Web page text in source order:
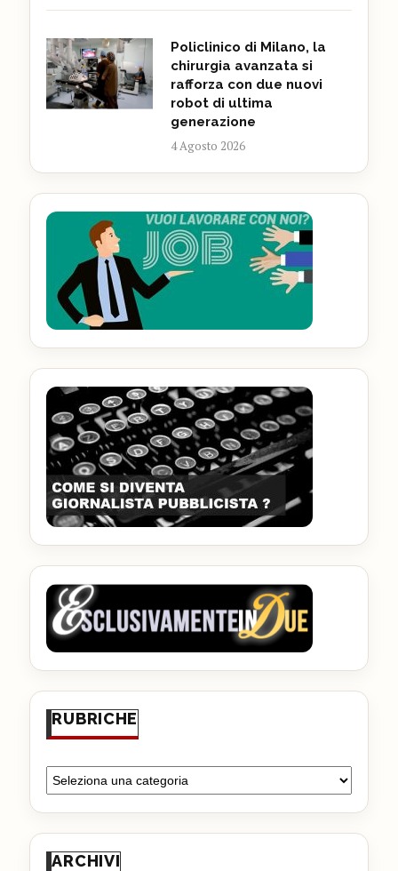
Policlinico di Milano, la
chirurgia avanzata si
rafforza con due nuovi
robot di ultima
generazione
4 Agosto 2026
RUBRICHE
ARCHIVI